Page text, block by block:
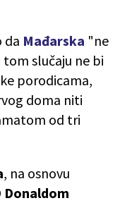
da Mađarska "ne
tom slučaju ne bi
porodicama,
doma niti
od tri
, na osnovu
Donaldom